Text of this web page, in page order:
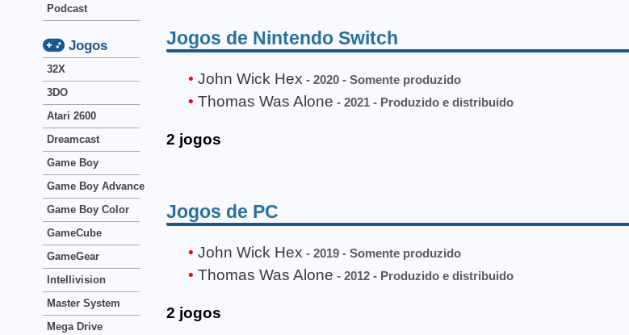
Jogos de Nintendo Switch
John Wick Hex - 2020 - Somente produzido
Thomas Was Alone - 2021 - Produzido e distribuido
2 jogos
Jogos de PC
John Wick Hex - 2019 - Somente produzido
Thomas Was Alone - 2012 - Produzido e distribuido
2 jogos
Podcast
Jogos
32X
3DO
Atari 2600
Dreamcast
Game Boy
Game Boy Advance
Game Boy Color
GameCube
GameGear
Intellivision
Master System
Mega Drive